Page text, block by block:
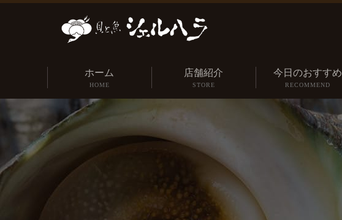
ホーム
HOME
店舗紹介
STORE
今日のおすすめ
RECOMMEND